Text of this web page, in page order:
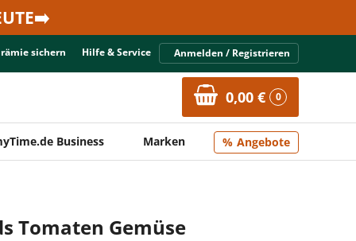
sichern Hilfe & Service Anmelden / Registrieren
0,00 € 0
Business Marken Angebote
Tomaten Gemüse